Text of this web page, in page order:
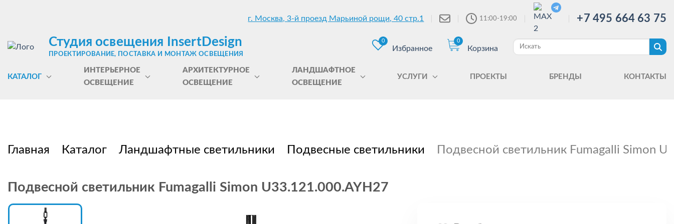
г. Москва, 3-й проезд Марьиной рощи, 40 стр.1 11:00-19:00 +7 495 664 63 75
Студия освещения InsertDesign
ПРОЕКТИРОВАНИЕ, ПОСТАВКА И МОНТАЖ ОСВЕЩЕНИЯ
0
Избранное
0
Корзина
КАТАЛОГ
ИНТЕРЬЕРНОЕ
ОСВЕЩЕНИЕ
АРХИТЕКТУРНОЕ
ОСВЕЩЕНИЕ
ЛАНДШАФТНОЕ
ОСВЕЩЕНИЕ
УСЛУГИ ПРОЕКТЫ БРЕНДЫ КОНТАКТЫ
Главная Каталог Ландшафтные светильники Подвесные светильники Подвесной светильник Fumagalli Simon
Подвесной светильник Fumagalli Simon U33.121.000.AYH27